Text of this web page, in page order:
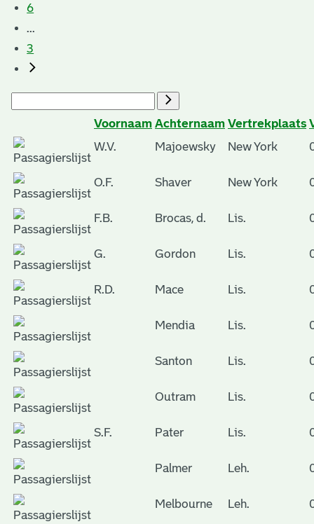
6
...
3
Voornaam Achternaam Vertrekplaats
W.V.
Majoewsky New York
O.F. Shaver New York
F.B. Brocas, d. Lis.
G. Gordon Lis.
R.D. Mace Lis.
Mendia Lis.
Santon Lis.
Outram Lis.
S.F. Pater Lis.
Palmer Leh.
Melbourne Leh.